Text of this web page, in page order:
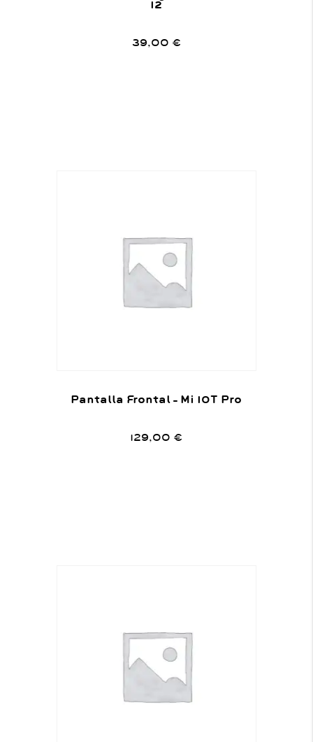
12
39,00 €
Pantalla Frontal – Mi 10T Pro
129,00 €